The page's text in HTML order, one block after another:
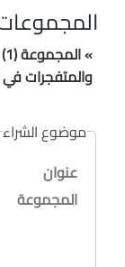
والمتفجرات في
موضوع الشراء
عنوان
المجموعة